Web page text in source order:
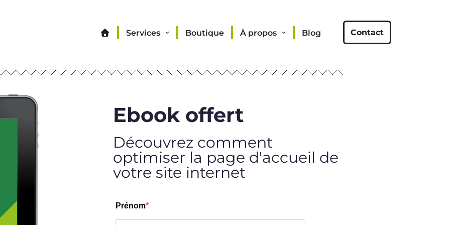
Services Boutique À propos Blog Contact
Ebook offert
Découvrez comment
optimiser la page d'accueil de
votre site internet
Prénom